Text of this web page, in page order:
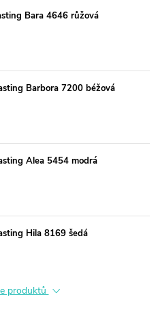
Bara 4646 růžová
Barbora 7200 béžová
Alea 5454 modrá
Hila 8169 šedá
produktů